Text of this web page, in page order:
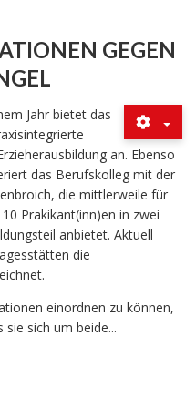
GEGEN
Jahr bietet das
an. Ebenso
das Berufskolleg mit der
die mittlerweile für
Prakikant(inn)en in zwei
anbietet. Aktuell
die
einordnen zu können,
sich um beide...